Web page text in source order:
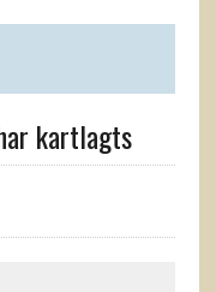
kartlagts